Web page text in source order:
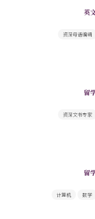
英
资深母语编辑
留
资深文书专家
留
计算机 数学